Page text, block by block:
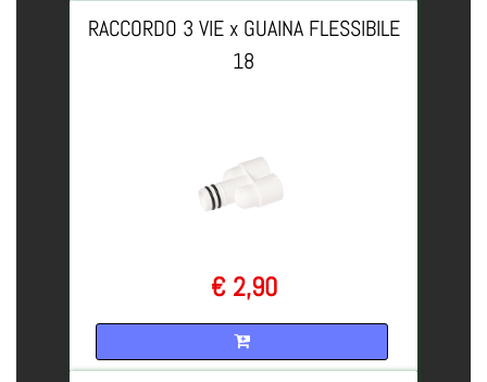
RACCORDO 3 VIE x GUAINA FLESSIBILE
18
€ 2,90